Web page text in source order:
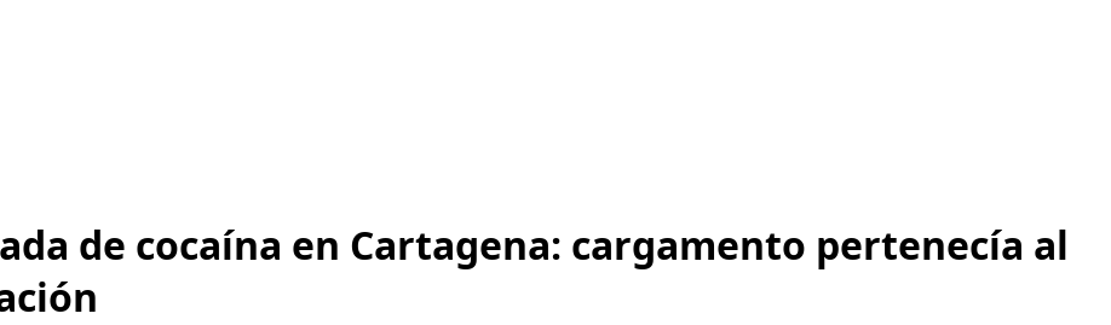
de cocaína en Cartagena: cargamento pertenecía al